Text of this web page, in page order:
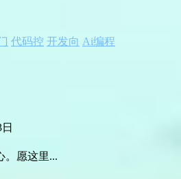
代码控 开发向 Ai编程
。愿这里...